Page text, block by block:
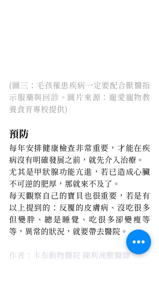
(圖三：毛孩罹患疾病一定要配合獸醫指
示服藥與回診。圖片來源：寵愛寵物教
養食育專校提供)
預防
每年安排健康檢查非常重要，才能在疾
病沒有明確發展之前，就先介入治療。
尤其是甲狀腺功能亢進，若已造成心臟
不可逆的肥厚，那就來不及了。
每天觀察自己的寶貝也很重要，若是有
以上提到的：反覆的皮膚病、沒吃很多
但變胖、總是睡覺、吃很多卻變瘦等
等，異常的狀況，就要帶去醫院。
作者：卡布動物醫院 陳利涴獸醫師